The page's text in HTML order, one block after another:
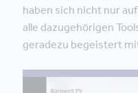
haben sich nicht nur
alle dazugehörigen
geradezu begeistert